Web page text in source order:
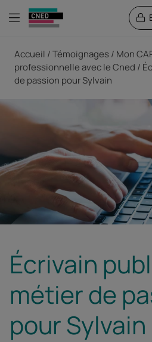
Menu
Accueil Témoignages
Mon
professionnelle avec le Cned
de passion pour Sylvain
Écrivain
métier de
pour Sylvain